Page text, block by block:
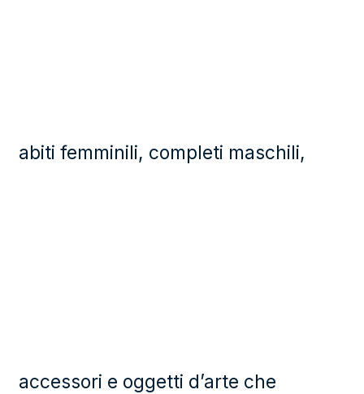
abiti femminili, completi maschili,
accessori e oggetti d’arte che